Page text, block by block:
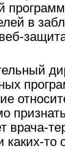
в
врача-
каких-то